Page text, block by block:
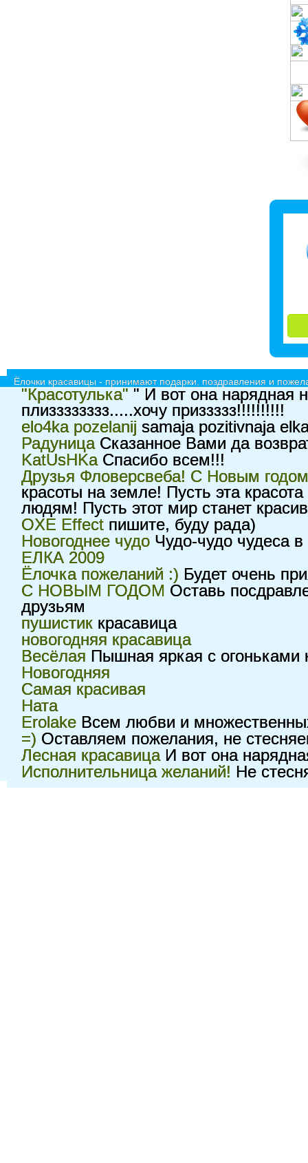
Ёлочки красавицы - принимают подарки, поздравления и
"Красотулька" " И вот она нарядная
плизззззззз.....хочу приззззз!!!!!!!!!!
elo4ka pozelanij samaja pozitivnaja
РадуницаСказанное Вами да
KatUsHKaСпасибо всем!!!
Друзья Фловерсвеба! С Новым
красоты на земле! Пусть эта
людям! Пусть этот мир станет
OXE Effect пишите, буду рада)
Новогоднее чудо Чудо-чудо чудеса
ЕЛКА 2009
Ёлочка пожеланий :) Будет очень
С НОВЫМ ГОДОМ Оставь
друзьям
пушистик красавица
новогодняя красавица
Весёлая Пышная яркая с огоньками
Новогодняя
Самая красивая
Ната
Erolake Всем любви и
=) Оставляем пожелания, не
Лесная красавицаИ вот она
Исполнительница желаний! Не